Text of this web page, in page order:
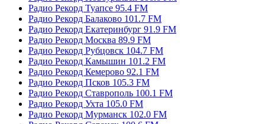
Радио Рекорд Туапсе 95.4 FM
Радио Рекорд Балаково 101.7 FM
Радио Рекорд Екатеринбург 91.9 FM
Радио Рекорд Москва 89.9 FM
Радио Рекорд Рубцовск 104.7 FM
Радио Рекорд Камышин 101.2 FM
Радио Рекорд Кемерово 92.1 FM
Радио Рекорд Псков 105.3 FM
Радио Рекорд Ставрополь 100.1 FM
Радио Рекорд Ухта 105.0 FM
Радио Рекорд Мурманск 102.0 FM